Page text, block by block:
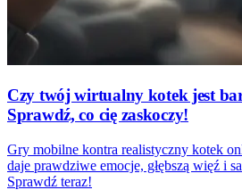
Czy twój wirtualny kotek jest
Sprawdź, co cię zaskoczy!
Gry mobilne kontra realistyczny kotek
daje prawdziwe emocje, głębszą więź i
Sprawdź teraz!